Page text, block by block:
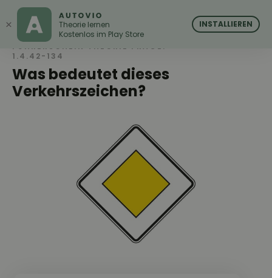
AUTOVIO
Was bedeutet dieses
Verkehrszeichen?
FÜHRERSCHEIN THEORIE FRAGE:
1.4.42-134
× AUTOVIO
Theorie lernen
Kostenlos im Play Store
INSTALLIEREN